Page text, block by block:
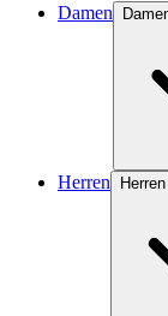
Damen
Herren